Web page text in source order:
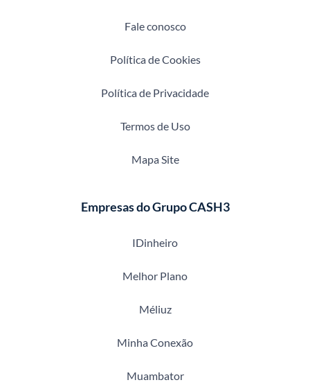
Fale conosco
Política de Cookies
Política de Privacidade
Termos de Uso
Mapa Site
Empresas do Grupo CASH3
IDinheiro
Melhor Plano
Méliuz
Minha Conexão
Muambator